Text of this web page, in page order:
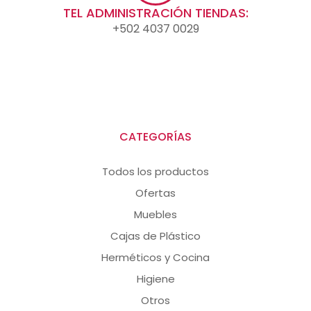
TEL ADMINISTRACIÓN TIENDAS:
+502 4037 0029
CATEGORÍAS
Todos los productos
Ofertas
Muebles
Cajas de Plástico
Herméticos y Cocina
Higiene
Otros